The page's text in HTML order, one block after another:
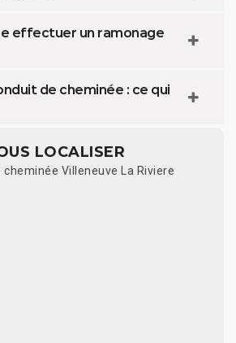
effectuer un ramonage
de cheminée : ce qui
LOCALISER
cheminée Villeneuve La Riviere